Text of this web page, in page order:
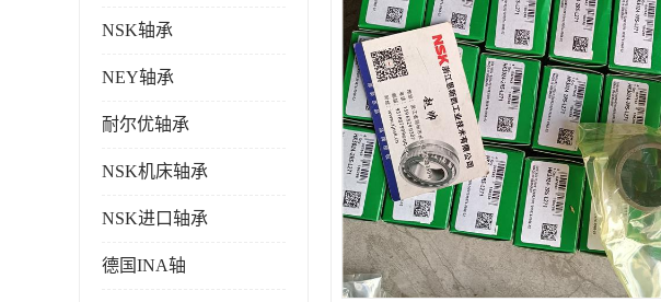
NSK轴承
NEY轴承
耐尔优轴承
NSK机床轴承
NSK进口轴承
德国INA轴